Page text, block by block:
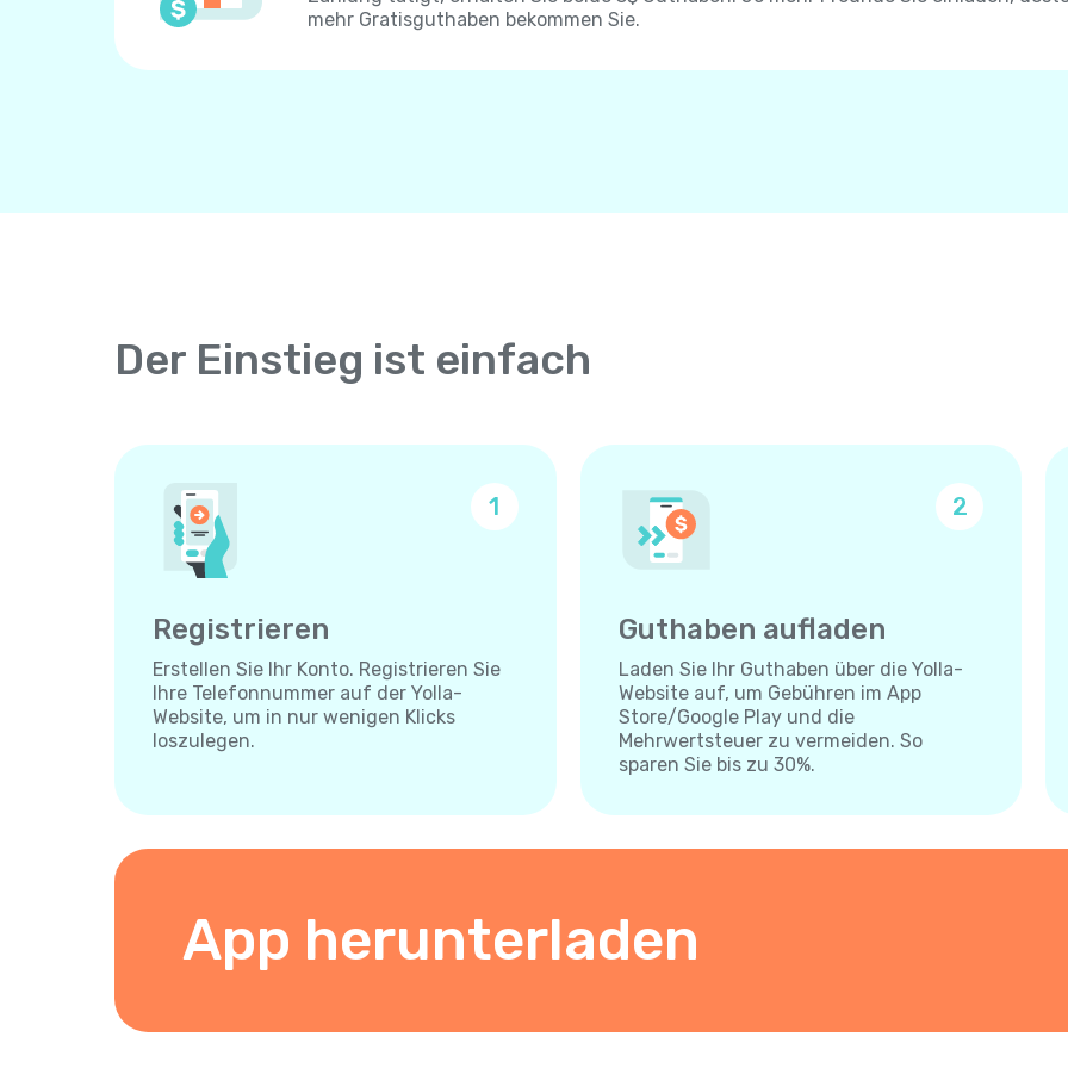
mehr Gratisguthaben bekommen Sie.
Der Einstieg ist einfach
1
Registrieren
Erstellen Sie Ihr Konto. Registrieren Sie
Ihre Telefonnummer auf der Yolla-
Website, um in nur wenigen Klicks
loszulegen.
2
Guthaben aufladen
Laden Sie Ihr Guthaben über die Yolla-
Website auf, um Gebühren im App
Store/Google Play und die
Mehrwertsteuer zu vermeiden. So
sparen Sie bis zu 30%.
App herunterladen